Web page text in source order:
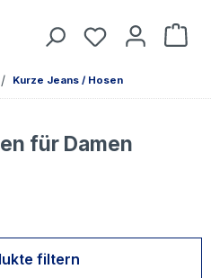
Du hast 0
/ Kurze Jeans / Hosen
für Damen
filtern